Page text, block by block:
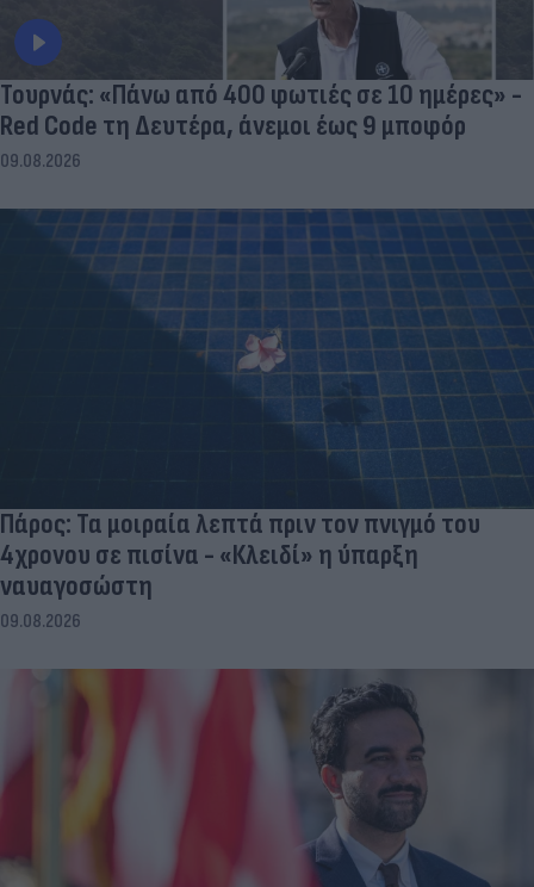
Τουρνάς: «Πάνω από 400 φωτιές σε 10 ημέρες» -
Red Code τη Δευτέρα, άνεμοι έως 9 μποφόρ
09.08.2026
Πάρος: Τα μοιραία λεπτά πριν τον πνιγμό του
4χρονου σε πισίνα - «Κλειδί» η ύπαρξη
ναυαγοσώστη
09.08.2026